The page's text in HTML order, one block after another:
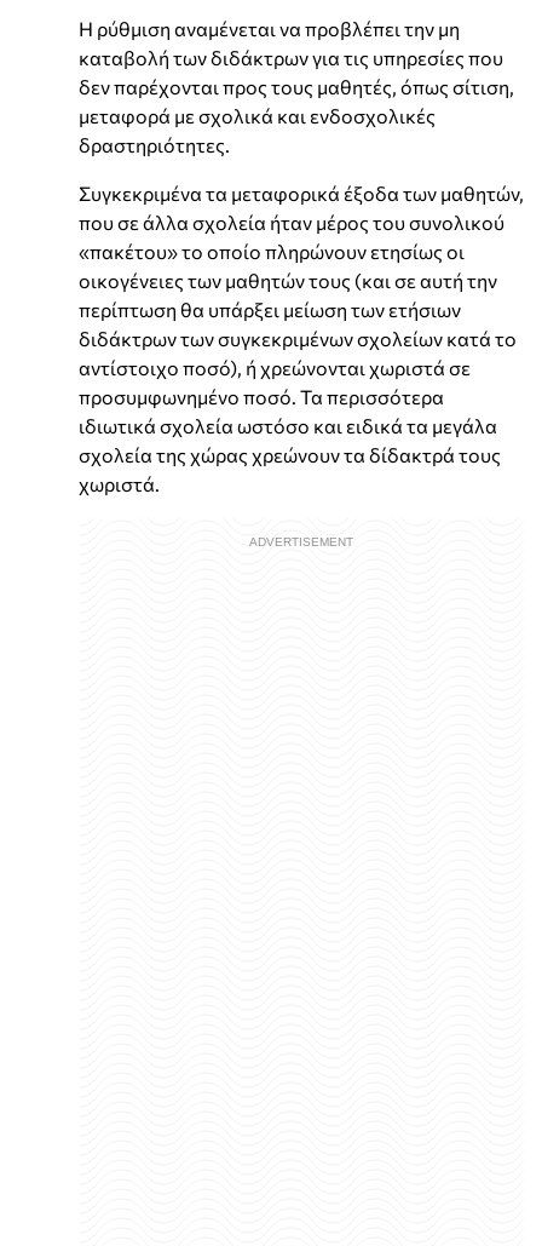
Η ρύθμιση αναμένεται να προβλέπει την μη
καταβολή των διδάκτρων για τις υπηρεσίες που
δεν παρέχονται προς τους μαθητές, όπως σίτιση,
μεταφορά με σχολικά και ενδοσχολικές
δραστηριότητες.
Συγκεκριμένα τα μεταφορικά έξοδα των μαθητών,
που σε άλλα σχολεία ήταν μέρος του συνολικού
«πακέτου» το οποίο πληρώνουν ετησίως οι
οικογένειες των μαθητών τους (και σε αυτή την
περίπτωση θα υπάρξει μείωση των ετήσιων
διδάκτρων των συγκεκριμένων σχολείων κατά το
αντίστοιχο ποσό), ή χρεώνονται χωριστά σε
προσυμφωνημένο ποσό. Τα περισσότερα
ιδιωτικά σχολεία ωστόσο και ειδικά τα μεγάλα
σχολεία της χώρας χρεώνουν τα δίδακτρά τους
χωριστά.